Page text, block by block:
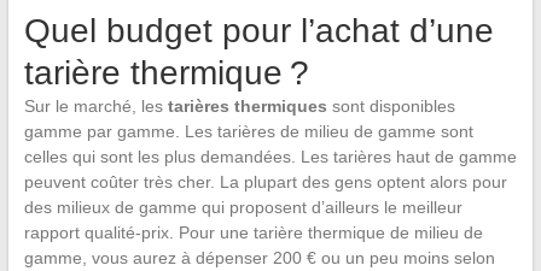
Quel budget pour l’achat d’une
tarière thermique ?
Sur le marché, les tarières thermiques sont disponibles
gamme par gamme. Les tarières de milieu de gamme sont
celles qui sont les plus demandées. Les tarières haut de gamme
peuvent coûter très cher. La plupart des gens optent alors pour
des milieux de gamme qui proposent d’ailleurs le meilleur
rapport qualité-prix. Pour une tarière thermique de milieu de
gamme, vous aurez à dépenser 200 € ou un peu moins selon